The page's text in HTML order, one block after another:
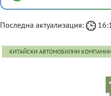
Последна актуализация:
КИТАЙСКИ АВТОМОБИЛНИ